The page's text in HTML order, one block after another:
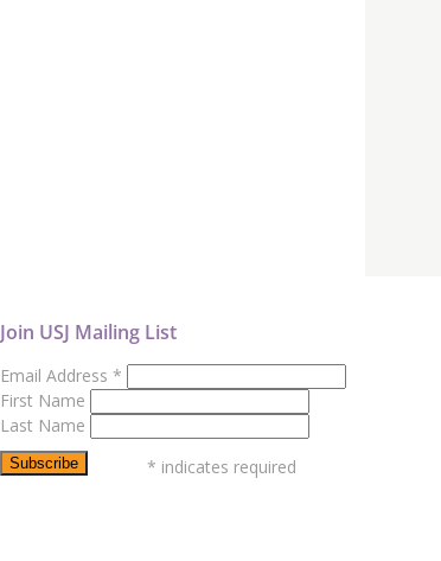
Join USJ Mailing List
Email Address *
First Name
Last Name
* indicates required